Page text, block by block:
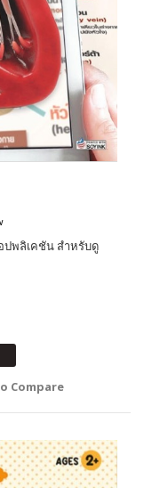
ปพลิเคชัน สำหรับดู
Compare